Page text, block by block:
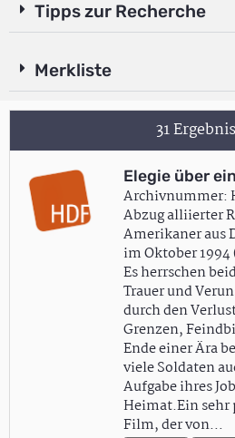
Tipps zur Recherche
Merkliste
31
Elegie über
Archivnummer:
Abzug alliierter
Amerikaner aus
im Oktober
Es herrschen
Trauer und
durch den
Grenzen,
Ende einer Ära
viele Soldaten
Aufgabe ihres
Heimat.Ein sehr
Film, der von…